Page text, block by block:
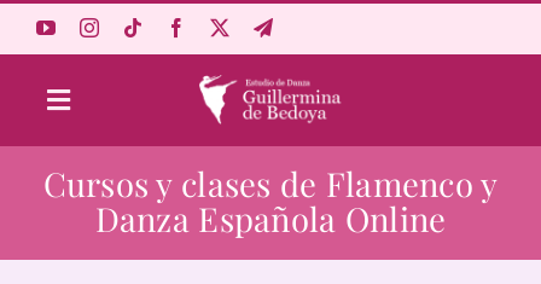
Toggle
Navigation
Aprende Online
Estudio
Cursos y clases de Flamenco y
Danza Española Online